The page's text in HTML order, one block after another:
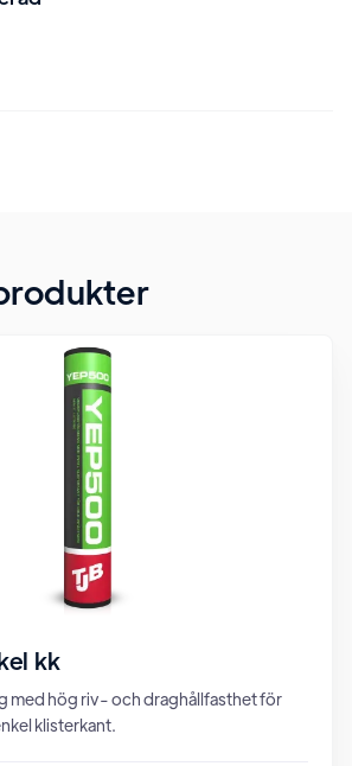
kk
med hög riv- och draghållfasthet för
klisterkant.